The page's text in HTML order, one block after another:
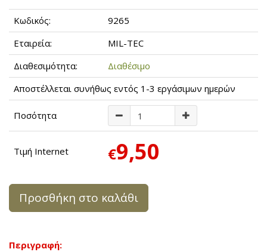
Κωδικός:
9265
Εταιρεία:
MIL-TEC
Διαθεσιμότητα:
Διαθέσιμο
Αποστέλλεται συνήθως εντός 1-3 εργάσιμων ημερών
Ποσότητα
Τιμή Internet €9,50
Προσθήκη στο καλάθι
Περιγραφή: